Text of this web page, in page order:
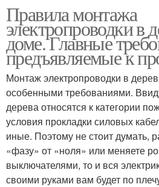
Материалы для ретро
проводки
Скрытые способы
Канал для проводки
Правила монтажа
электропроводки в
доме. Главные
предъявляемые к
Монтаж электропроводки в
особенными требованиями.
дерева относятся к категории
условия прокладки силовых
иные. Поэтому не стоит думать,
«фазу» от «ноля» или меняете
выключателями, то и вся
своими руками вам будет по